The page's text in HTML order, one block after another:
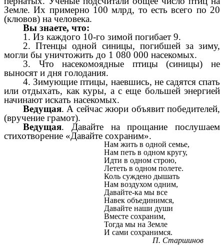
Земле. Их примерно 100 млрд, то есть всего по 20
(клювов) на человека.
Вы знаете, что:
1. Из каждого 10-го зимой погибает 9.
2. Птенцы одной синицы, погибшей за зиму,
могли бы уничтожить до 1 080 000 насекомых.
3. Что насекомоядные птицы (синицы) не
выносят и дня голодания.
4. Зимующие птицы, наевшись, не садятся спать
или отдыхать, как куры, а с еще большей энергией
начинают искать насекомых.
Ведущая. А сейчас жюри объявит победителей,
(вручение грамот).
Ведущая. Давайте на прощание послушаем
стихотворение «Давайте сохраним».
Нам жить в одной семье,
Нам петь в одном кругу,
Идти в одном строю,
Лететь в одном полете.
Коль суждено дышать
Нам воздухом одним,
Давайте-ка мы все
Навек объединимся,
Давайте наши души
Вместе сохраним,
Тогда мы на Земле
И сами сохранимся.
П. Старшинов